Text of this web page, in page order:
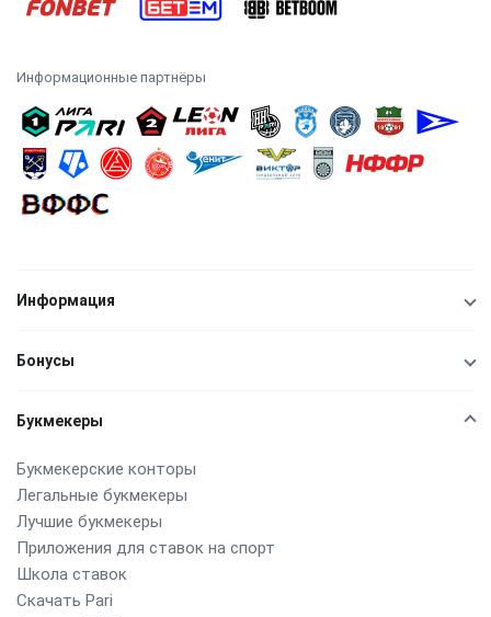
Информационные партнёры
Информация
Бонусы
Букмекеры
Букмекерские конторы
Легальные букмекеры
Лучшие букмекеры
Приложения для ставок на спорт
Школа ставок
Скачать Pari